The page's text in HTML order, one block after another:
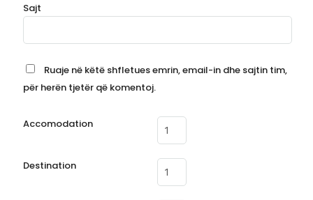
Sajt
Ruaje në këtë shfletues emrin, email-in dhe sajtin tim,
për herën tjetër që komentoj.
Accomodation
Destination